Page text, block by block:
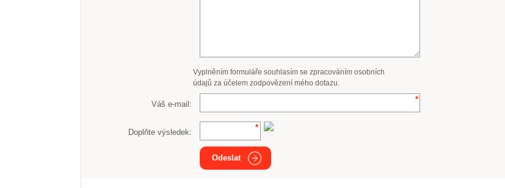
Vyplněním formuláře souhlasím se zpracováním osobních
údajů za účelem zodpovězení mého dotazu.
Váš e-mail:
Doplňte výsledek:
Odeslat